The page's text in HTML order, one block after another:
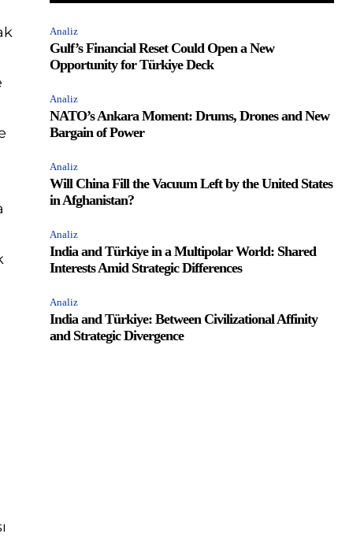
Analiz
Gulf’s Financial Reset Could Open a New
Opportunity for Türkiye Deck
Analiz
NATO’s Ankara Moment: Drums, Drones and New
Bargain of Power
Analiz
Will China Fill the Vacuum Left by the United States
in Afghanistan?
Analiz
India and Türkiye in a Multipolar World: Shared
Interests Amid Strategic Differences
Analiz
India and Türkiye: Between Civilizational Affinity
and Strategic Divergence